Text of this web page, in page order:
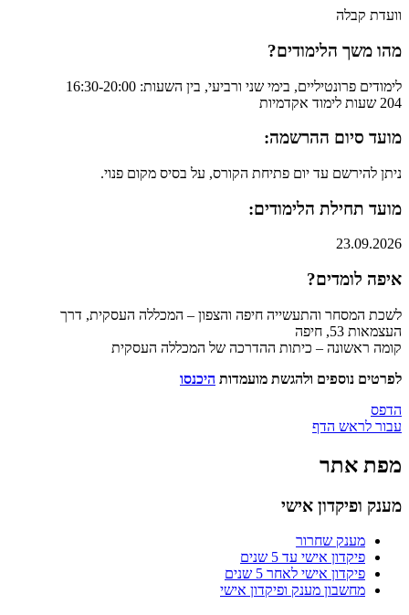
וועדת קבלה
מהו משך הלימודים?
לימודים פרונטיליים, בימי שני ורביעי​, בין השעות: 16:30-20:00
204 שעות לימוד אקדמיות
מועד סיום ההרשמה:
ניתן להירשם עד יום פתיחת הקורס, על בסיס מקום פנוי.
מועד תחילת הלימודים:
23.09.2026
איפה לומדים?
לשכת המסחר והתעשייה חיפה והצפון – המכללה העסקית, דרך
העצמאות 53, חיפה
קומה ראשונה – כיתות ההדרכה של המכללה העסקית
לפרטים נוספים ולהגשת מועמדות היכנסו​
הדפס
עבור לראש הדף
מפת אתר
מענק ופיקדון אישי
מענק שחרור
פיקדון אישי עד 5 שנים
פיקדון אישי לאחר 5 שנים
מחשבון מענק ופיקדון אישי